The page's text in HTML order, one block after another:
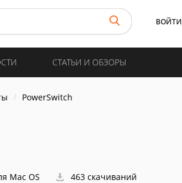
ВОЙТИ
СТАТЬИ И ОБЗОРЫ
PowerSwitch
Mac OS 463 скачиваний